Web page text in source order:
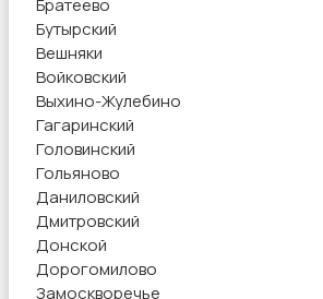
Бутырский
Вешняки
Войковский
Выхино-Жулебино
Гагаринский
Головинский
Гольяново
Даниловский
Дмитровский
Донской
Дорогомилово
Замоскворечье